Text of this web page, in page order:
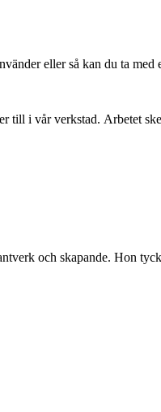
eller så kan du ta med
till i vår verkstad. Arbetet
och skapande. Hon